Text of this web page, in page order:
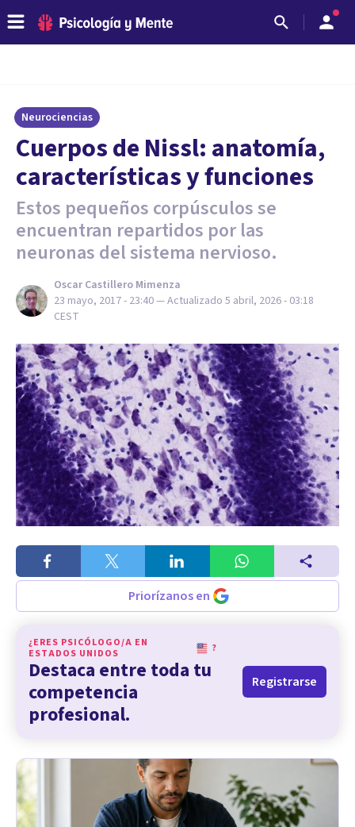
Neurociencias
Cuerpos de Nissl: anatomía,
características y funciones
Estos pequeños corpúsculos se
encuentran repartidos por las
neuronas del sistema nervioso.
Oscar Castillero Mimenza
23 mayo, 2017 - 23:40— Actualizado 5 abril, 2026 - 03:18
CEST
Priorízanos en
¿ERES PSICÓLOGO/A EN
ESTADOS UNIDOS
?
Destaca entre toda tu
competencia
profesional.
Registrarse